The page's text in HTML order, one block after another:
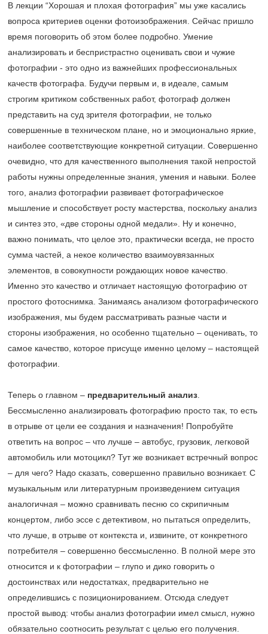
В лекции “Хорошая и плохая фотография” мы уже касались
вопроса критериев оценки фотоизображения. Сейчас пришло
время поговорить об этом более подробно. Умение
анализировать и беспристрастно оценивать свои и чужие
фотографии - это одно из важнейших профессиональных
качеств фотографа. Будучи первым и, в идеале, самым
строгим критиком собственных работ, фотограф должен
представить на суд зрителя фотографии, не только
совершенные в техническом плане, но и эмоционально яркие,
наиболее соответствующие конкретной ситуации. Совершенно
очевидно, что для качественного выполнения такой непростой
работы нужны определенные знания, умения и навыки. Более
того, анализ фотографии развивает фотографическое
мышление и способствует росту мастерства, поскольку анализ
и синтез это, «две стороны одной медали». Ну и конечно,
важно понимать, что целое это, практически всегда, не просто
сумма частей, а некое количество взаимоувязанных
элементов, в совокупности рождающих новое качество.
Именно это качество и отличает настоящую фотографию от
простого фотоснимка. Занимаясь анализом фотографического
изображения, мы будем рассматривать разные части и
стороны изображения, но особенно тщательно – оценивать, то
самое качество, которое присуще именно целому – настоящей
фотографии.
Теперь о главном – предварительный анализ
Бессмысленно анализировать фотографию просто так, то есть
в отрыве от цели ее создания и назначения! Попробуйте
ответить на вопрос – что лучше – автобус, грузовик, легковой
автомобиль или мотоцикл? Тут же возникает встречный вопрос
– для чего? Надо сказать, совершенно правильно возникает. С
музыкальным или литературным произведением ситуация
аналогичная – можно сравнивать песню со скрипичным
концертом, либо эссе с детективом, но пытаться определить,
что лучше, в отрыве от контекста и, извините, от конкретного
потребителя – совершенно бессмысленно. В полной мере это
относится и к фотографии – глупо и дико говорить о
достоинствах или недостатках, предварительно не
определившись с позиционированием. Отсюда следует
простой вывод: чтобы анализ фотографии имел смысл, нужно
обязательно соотносить результат с целью его получения.